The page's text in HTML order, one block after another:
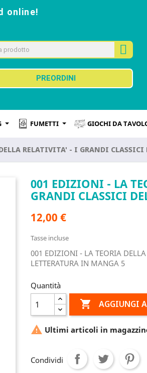
online!
PREORDINI
FUMETTI GIOCHI DA
RELATIVITA' - I GRANDI CLASSICI
001 EDIZIONI - LA
GRANDI CLASSICI
12,00 €
Tasse incluse
001 EDIZIONI - LA TEORIA
LETTERATURA IN MANGA 5
Quantità
 AGGIUNGI
 Ultimi articoli in
Condividi